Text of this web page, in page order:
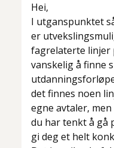
Hei,
I utganspunktet
er
fagrelaterte linjer
vanskelig å finne
det finnes noen
egne avtaler,
du har tenkt å gå
gi deg et helt